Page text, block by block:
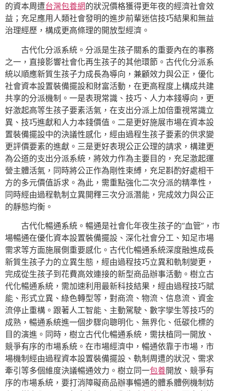
的資本周遭台灣包養網的狀況價格獲得更年夜的經濟社會效
益；充足應用人類社會發明的進步前輩迷信技巧結果和無益
治理經歷，構成更高條理的開放型經濟。
古代化分派系統。分派是生孩子關系的重要內在的事務
之一，直接影響社會化再生孩子的其他環節。古代化分派系
統以順應新質生孩子力成長為導向，兼顧效力與公正，優化
社會資本設置裝備擺設和財富活動，在更高程度上構成共建
共享的分派機制。一是表現常識、技巧、人力本錢導向，更
好激起高等生孩子要素活氣，在支出分派上加倍重視常識立
異、技巧進獻和人力本錢價值。二是更好施展市場在資本設
置裝備擺設中的決議性感化，經由過程生孩子要素的供求變
更評價要素的進獻。三是更好表現公正公理的請求，構建更
為公道的支出分派系統，將效力作為主要目的，充足激起運
營主體活氣，同時將公正作為剛性束縛，充足斟酌好處相干
方的多元價值訴求。為此，需重點強化二次分派的精準性，
同時經由過程軌制立異開釋三次分派潛能，完成效力與公正
的靜態均衡。
古代化暢通系統。暢通是社會化年夜生孩子的“血管”，市
場暢通在優化資本設置裝備擺設、深化社會分工、知足市場
需求等方面施展側重要感化。古代化暢通系統深度融進成長
新質生孩子力的立異生態，經由過程技巧立異和軌制變更，
完成從生孩子到花費高效連接的新型商品辦事活動。樹立古
代化暢通系統，需加速利用最新科技結果，經由過程技巧賦
能、形式立異、綠色轉型等，對商流、物流、信息流、資金
流停止重構。跟著人工智能、主動駕駛、數字孿生等技巧的
成熟，暢通系統進一個步驟向聰明化、無界化、低碳化標的
目的演進。同時，樹立古代化暢通系統，需扶植同一開放、
競爭有序的市場系統。在市場經濟中，暢通依靠于市場，市
場機制經由過程資本設置裝備擺設、軌制周遭的狀況、需求
牽引等多個維度決議暢通效力。樹立同一包養開放、競爭有
序的市場系統，要打消障礙商品辦事暢通的體系體例機制妨